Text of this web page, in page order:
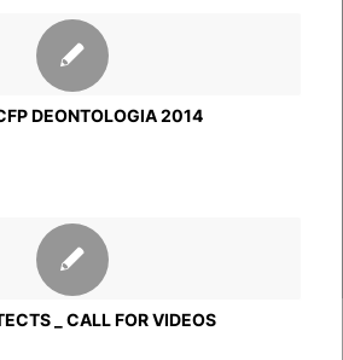
DEONTOLOGIA 2014
_ CALL FOR VIDEOS